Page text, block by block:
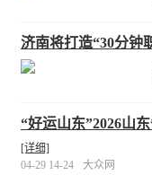
济南将打造“30分钟
“好运山东”2026山
[详细]
04-29 14-24
大众网